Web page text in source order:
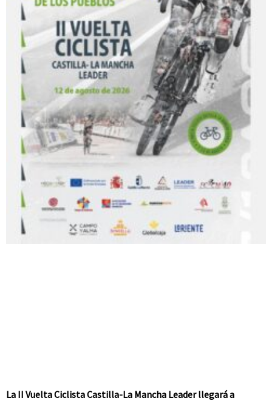
La II Vuelta Ciclista Castilla-La Mancha Leader llegará a